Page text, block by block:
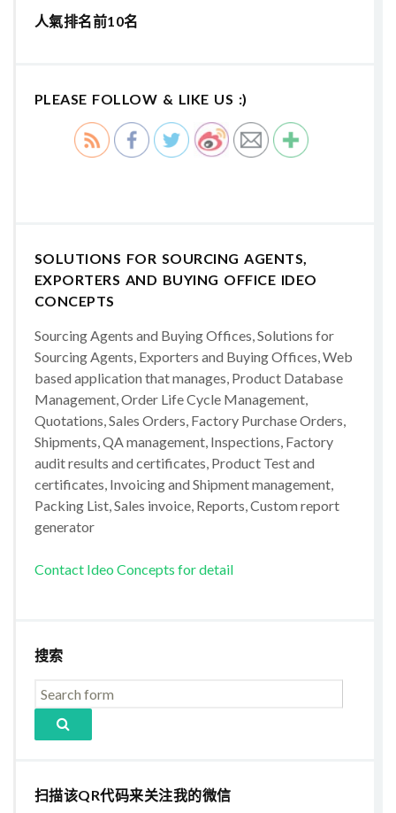
人氣排名前10名
PLEASE FOLLOW & LIKE US :)
SOLUTIONS FOR SOURCING AGENTS,
EXPORTERS AND BUYING OFFICE IDEO
CONCEPTS
Sourcing Agents and Buying Offices, Solutions for
Sourcing Agents, Exporters and Buying Offices, Web
based application that manages, Product Database
Management, Order Life Cycle Management,
Quotations, Sales Orders, Factory Purchase Orders,
Shipments, QA management, Inspections, Factory
audit results and certificates, Product Test and
certificates, Invoicing and Shipment management,
Packing List, Sales invoice, Reports, Custom report
generator
Contact Ideo Concepts for detail
搜索
扫描该QR代码来关注我的微信